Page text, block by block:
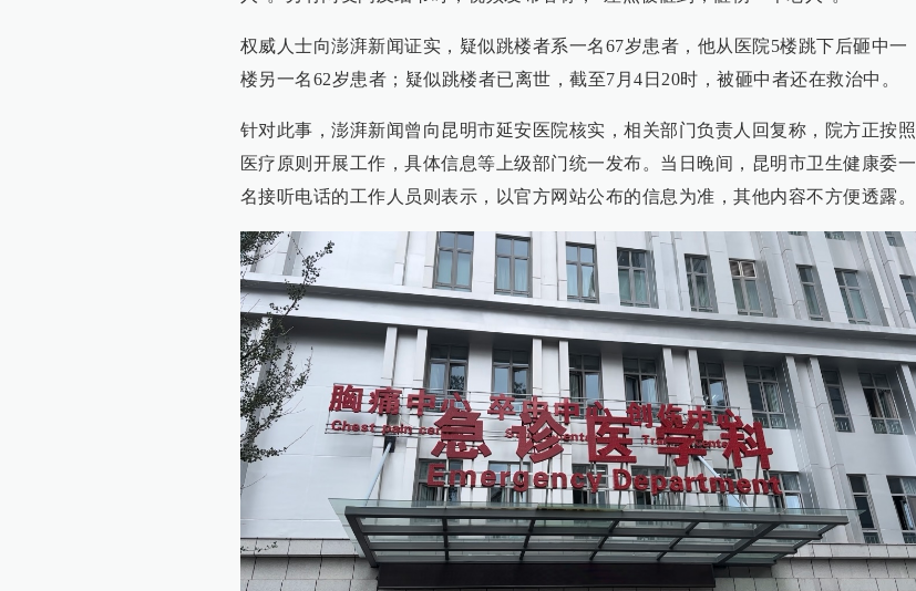
权威人士向澎湃新闻证实，疑似跳楼者系一名67岁患者，他从医院5楼跳下后砸中一
楼另一名62岁患者；疑似跳楼者已离世，截至7月4日20时，被砸中者还在救治中。
针对此事，澎湃新闻曾向昆明市延安医院核实，相关部门负责人回复称，院方正按照
医疗原则开展工作，具体信息等上级部门统一发布。当日晚间，昆明市卫生健康委一
名接听电话的工作人员则表示，以官方网站公布的信息为准，其他内容不方便透露。